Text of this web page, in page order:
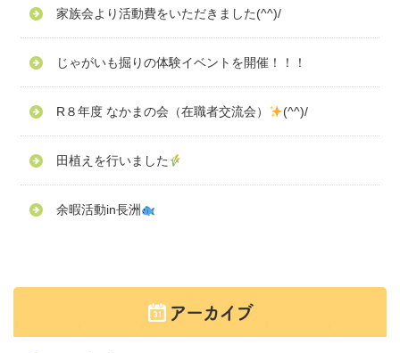
家族会より活動費をいただきました(^^)/
じゃがいも掘りの体験イベントを開催！！！
R８年度 なかまの会（在職者交流会） (^^)/
田植えを行いました
余暇活動in長洲